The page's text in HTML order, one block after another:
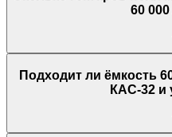
60
Подходит ли ёмкость
КАС-32 и